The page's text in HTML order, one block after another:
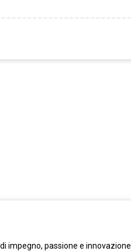
impegno, passione e innovazione.